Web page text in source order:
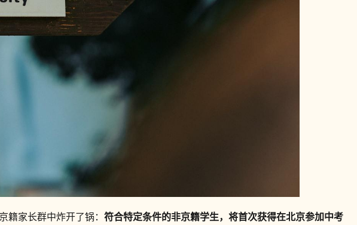
籍家长群中炸开了锅： 符合特定条件的非京籍学生，将首次获得在北京参加中考